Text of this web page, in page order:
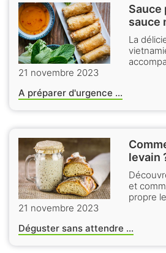
Sauce
sauce
La
21 novembre 2023
A préparer d'urgence ...
levain
et
propre
21 novembre 2023
Déguster sans attendre ...